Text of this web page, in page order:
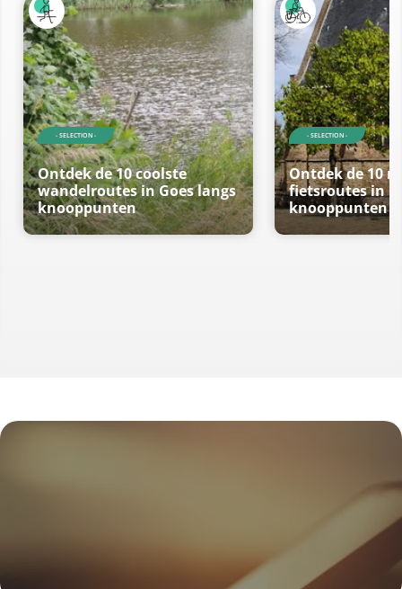
- SELECTION -
Ontdek de 10 coolste
wandelroutes in Goes langs
knooppunten
- SELECTION -
Ontdek de 10
fietsroutes in
knooppunten